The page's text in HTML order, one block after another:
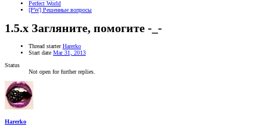
Perfect World
[PW] Решенные вопросы
1.5.x Загляните, помогите -_-
Thread starter Harerko
Start date Mar 31, 2013
Status
Not open for further replies.
Harerko